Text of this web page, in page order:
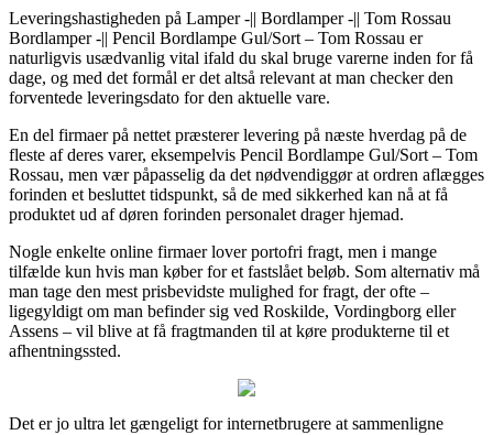
Leveringshastigheden på Lamper -|| Bordlamper -|| Tom Rossau
Bordlamper -|| Pencil Bordlampe Gul/Sort – Tom Rossau er
naturligvis usædvanlig vital ifald du skal bruge varerne inden for få
dage, og med det formål er det altså relevant at man checker den
forventede leveringsdato for den aktuelle vare.
En del firmaer på nettet præsterer levering på næste hverdag på de
fleste af deres varer, eksempelvis Pencil Bordlampe Gul/Sort – Tom
Rossau, men vær påpasselig da det nødvendiggør at ordren aflægges
forinden et besluttet tidspunkt, så de med sikkerhed kan nå at få
produktet ud af døren forinden personalet drager hjemad.
Nogle enkelte online firmaer lover portofri fragt, men i mange
tilfælde kun hvis man køber for et fastslået beløb. Som alternativ må
man tage den mest prisbevidste mulighed for fragt, der ofte –
ligegyldigt om man befinder sig ved Roskilde, Vordingborg eller
Assens – vil blive at få fragtmanden til at køre produkterne til et
afhentningssted.
Det er jo ultra let gængeligt for internetbrugere at sammenligne